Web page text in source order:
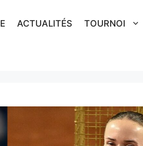
ACTUALITÉS TOURNOI